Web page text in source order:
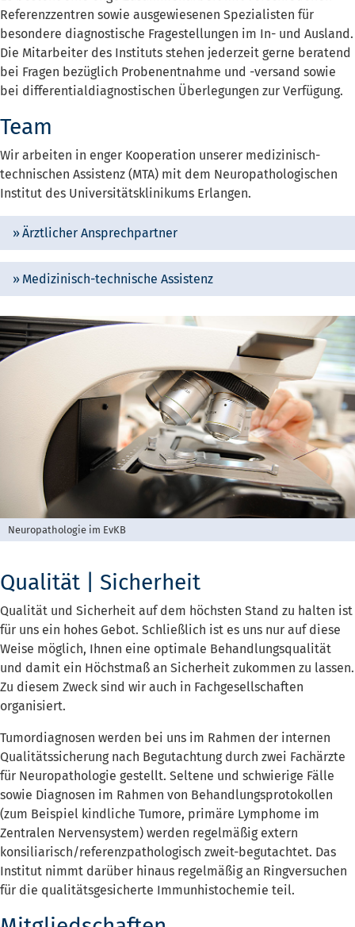
Referenzzentren sowie ausgewiesenen Spezialisten für
besondere diagnostische Fragestellungen im In- und Ausland.
Die Mitarbeiter des Instituts stehen jederzeit gerne beratend
bei Fragen bezüglich Probenentnahme und -versand sowie
bei differentialdiagnostischen Überlegungen zur Verfügung.
Team
Wir arbeiten in enger Kooperation unserer medizinisch-
technischen Assistenz (MTA) mit dem Neuropathologischen
Institut des Universitätsklinikums Erlangen.
Ärztlicher Ansprechpartner
Medizinisch-technische Assistenz
Neuropathologie im EvKB
Qualität | Sicherheit
Qualität und Sicherheit auf dem höchsten Stand zu halten ist
für uns ein hohes Gebot. Schließlich ist es uns nur auf diese
Weise möglich, Ihnen eine optimale Behandlungsqualität
und damit ein Höchstmaß an Sicherheit zukommen zu lassen.
Zu diesem Zweck sind wir auch in Fachgesellschaften
organisiert.
Tumordiagnosen werden bei uns im Rahmen der internen
Qualitätssicherung nach Begutachtung durch zwei Fachärzte
für Neuropathologie gestellt. Seltene und schwierige Fälle
sowie Diagnosen im Rahmen von Behandlungsprotokollen
(zum Beispiel kindliche Tumore, primäre Lymphome im
Zentralen Nervensystem) werden regelmäßig extern
konsiliarisch/referenzpathologisch zweit-begutachtet. Das
Institut nimmt darüber hinaus regelmäßig an Ringversuchen
für die qualitätsgesicherte Immunhistochemie teil.